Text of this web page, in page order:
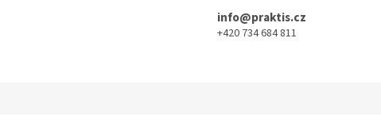
info@praktis.cz
+420 734 684 811